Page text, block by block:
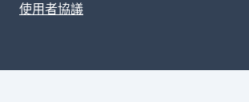
使用者協議